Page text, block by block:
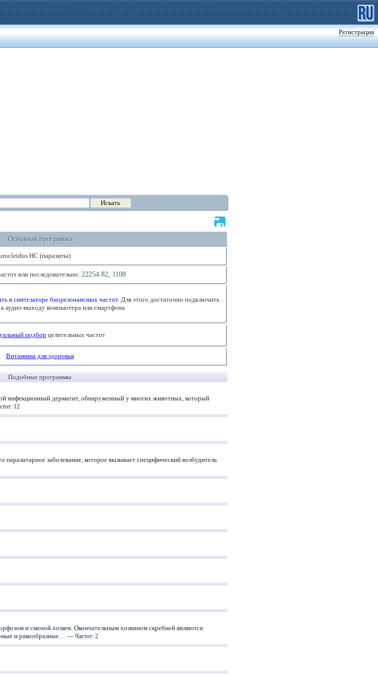
Регистрация
Основная программа
HC (паразиты)
или последовательно: 22254.82, 1108
в синтезаторе биорезонансных частот.Для этого достаточно подключить
аудио-выходу компьютера или смартфона
подбор целительных частот
Витамины для здоровья
Подобные программы
инфекционный дерматит, обнаруженный у многих животных, который
12
заболевание, которое вызывает специфический возбудитель
и сменой хозяев. Окончательным хозяином скребней являются
и ракообразные… — Частот: 2